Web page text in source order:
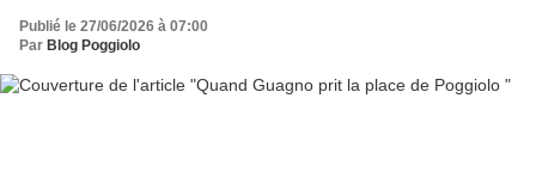
Publié le 27/06/2026 à 07:00
Par Blog Poggiolo